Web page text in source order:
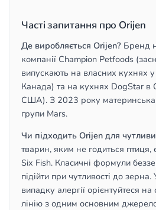
Часті запитання про Orijen
Де виробляється Orijen? Бренд
компанії Champion Petfoods
випускають на власних кухнях
Канада) та на кухнях DogStar в
США). З 2023 року материнська
групи Mars.
Чи підходить Orijen для
тварин, яким не годиться птиця,
Six Fish. Класичні формули
підійти при чутливості до
випадку алергії орієнтуйтеся
лінію з одним основним